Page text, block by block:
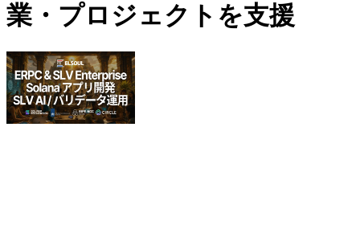
業・プロジェクトを支援